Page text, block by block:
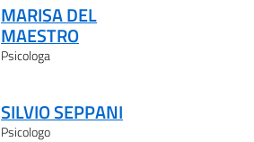
MARISA DEL
MAESTRO
Psicologa
SILVIO SEPPANI
Psicologo